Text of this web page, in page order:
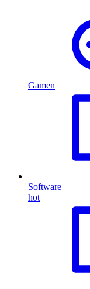
Gamen
Software
hot